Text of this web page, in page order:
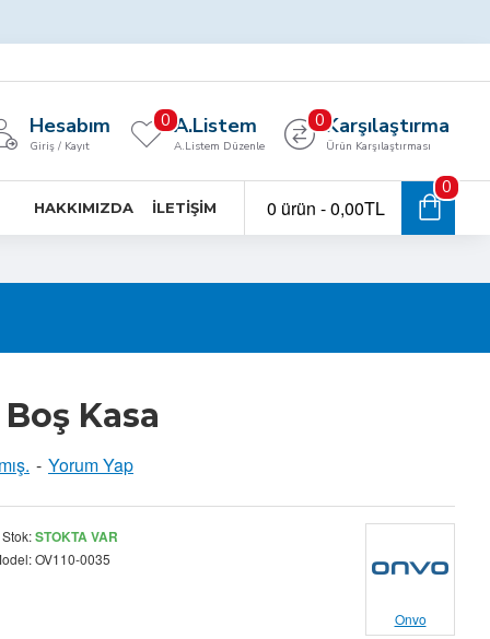
Hesabım
Giriş / Kayıt
A.Listem
A.Listem Düzenle
0 Karşılaştırma
Ürün Karşılaştırması
0
HAKKIMIZDA İLETIŞIM 0 ürün - 0,00TL
0
Kasa
- Yorum Yap
Stok:STOKTA VAR
OV110-0035
Onvo